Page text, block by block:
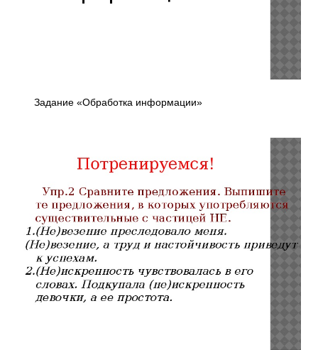
Задание «Обработка информации»